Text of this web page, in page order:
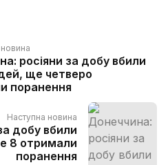
росіяни за добу вбили
ще четверо
поранення
Наступна новина
добу вбили
8 отримали
поранення